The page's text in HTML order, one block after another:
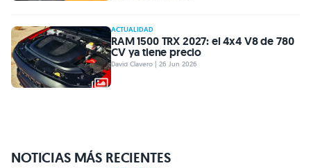
ACTUALIDAD
RAM 1500 TRX 2027: el 4x4 V8 de 780
CV ya tiene precio
David Clavero | 26 Jun 2026
NOTICIAS MÁS RECIENTES